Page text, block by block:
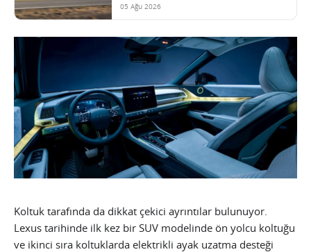
05 Ağu 2026
Koltuk tarafında da dikkat çekici ayrıntılar bulunuyor.
Lexus tarihinde ilk kez bir SUV modelinde ön yolcu koltuğu
ve ikinci sıra koltuklarda elektrikli ayak uzatma desteği